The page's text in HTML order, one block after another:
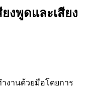
งพูดและเสียง
งานด้วยมือโดยการ